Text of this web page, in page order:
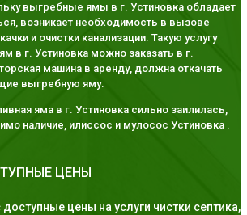
выгребные ямы в г. Устиновка обладает
возникает необходимость в вызове
и очистки канализации. Такую услугу
в г. Устиновка можно заказать в г.
машина в аренду, должна откачать
выгребную яму.
яма в г. Устиновка сильно заилилась,
наличие, илиссос и мулосос Устиновка .
ЦЕНЫ
доступные цены на услуги чистки септика,